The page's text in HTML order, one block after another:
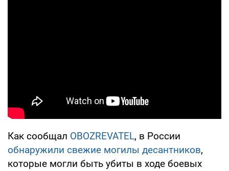
Как сообщал OBOZREVATEL, в России
обнаружили свежие могилы десантников,
которые могли быть убиты в ходе боевых